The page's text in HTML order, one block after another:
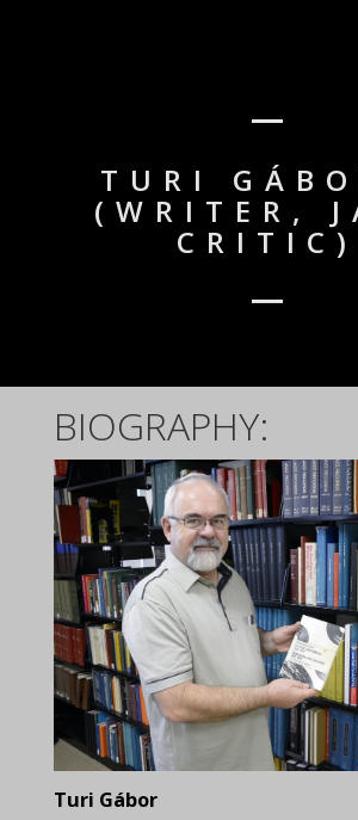
TURI
(WRITER,
CRITIC)
BIOGRAPHY:
Turi Gábor